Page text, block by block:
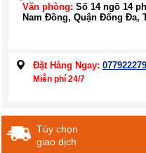
Văn phòng: Số 14 ngõ 14
Nam Đồng, Quận Đống Đa,
Đặt Hàng Ngay:
Miễn phí 24/7
Tùy chọn
giao dịch